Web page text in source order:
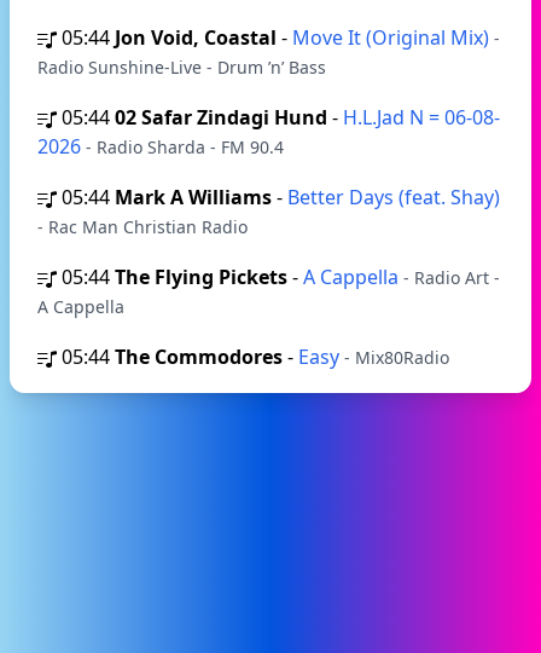
05:44 Jon Void, Coastal - Move It (Original Mix) -
Radio Sunshine-Live - Drum ’n’ Bass
05:4402 Safar Zindagi Hund - H.L.Jad N = 06-08-
2026 - Radio Sharda - FM 90.4
05:44 Mark A Williams- Better Days (feat. Shay)
- Rac Man Christian Radio
05:44The Flying Pickets-A Cappella - Radio Art -
A Cappella
05:44The Commodores- Easy - Mix80Radio